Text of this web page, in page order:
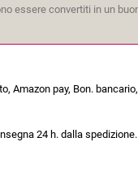
essere convertiti in un
Amazon pay, Bon.
24 h. dalla spedizione.